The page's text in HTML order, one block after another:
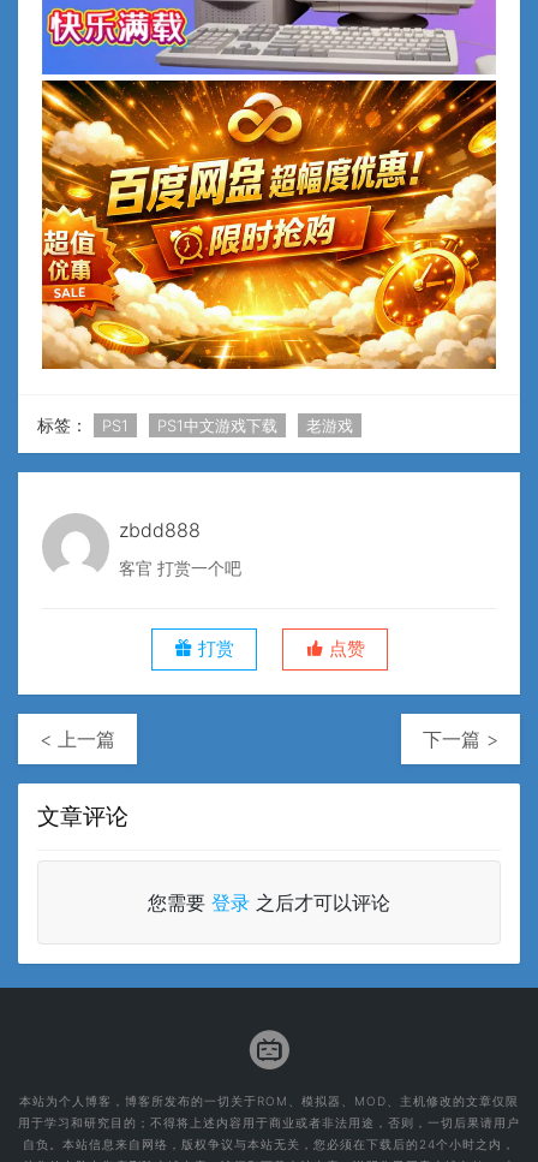
标签： PS1 PS1中文游戏下载 老游戏
zbdd888
客官 打赏一个吧
打赏 点赞
< 上一篇 下一篇 >
文章评论
您需要 登录 之后才可以评论
本站为个人博客，博客所发布的一切关于ROM、模拟器、MOD、主机修改的文章仅限
用于学习和研究目的；不得将上述内容用于商业或者非法用途，否则，一切后果请用户
自负。本站信息来自网络，版权争议与本站无关，您必须在下载后的24个小时之内，